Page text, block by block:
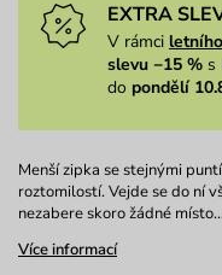
EXTRA
V rámci
slevu −15 % s
do pondělí
Menší zipka se stejnými
roztomilostí. Vejde se do ní
nezabere skoro žádné
Více informací